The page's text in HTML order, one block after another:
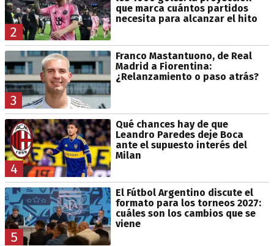
2
que marca cuántos partidos
necesita para alcanzar el hito
3
Franco Mastantuono, de Real
Madrid a Fiorentina:
¿Relanzamiento o paso atrás?
4
Qué chances hay de que
Leandro Paredes deje Boca
ante el supuesto interés del
Milan
5
El Fútbol Argentino discute el
formato para los torneos 2027:
cuáles son los cambios que se
viene